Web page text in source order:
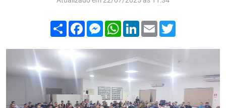
Compartilhar
FacebookMessenger
WhatsApp
LinkedIn
Email